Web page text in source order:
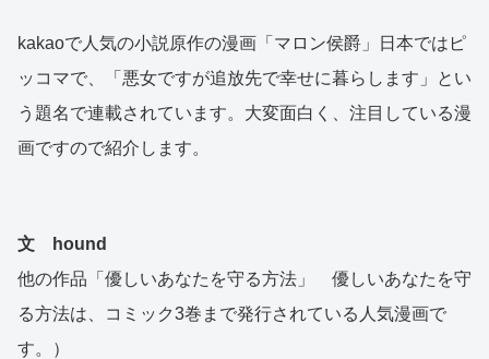
kakaoで人気の小説原作の漫画「マロン侯爵」日本ではピ
ッコマで、「悪女ですが追放先で幸せに暮らします」とい
う題名で連載されています。大変面白く、注目している漫
画ですので紹介します。
文 hound
他の作品「優しいあなたを守る方法」 優しいあなたを守
る方法は、コミック3巻まで発行されている人気漫画で
す。）